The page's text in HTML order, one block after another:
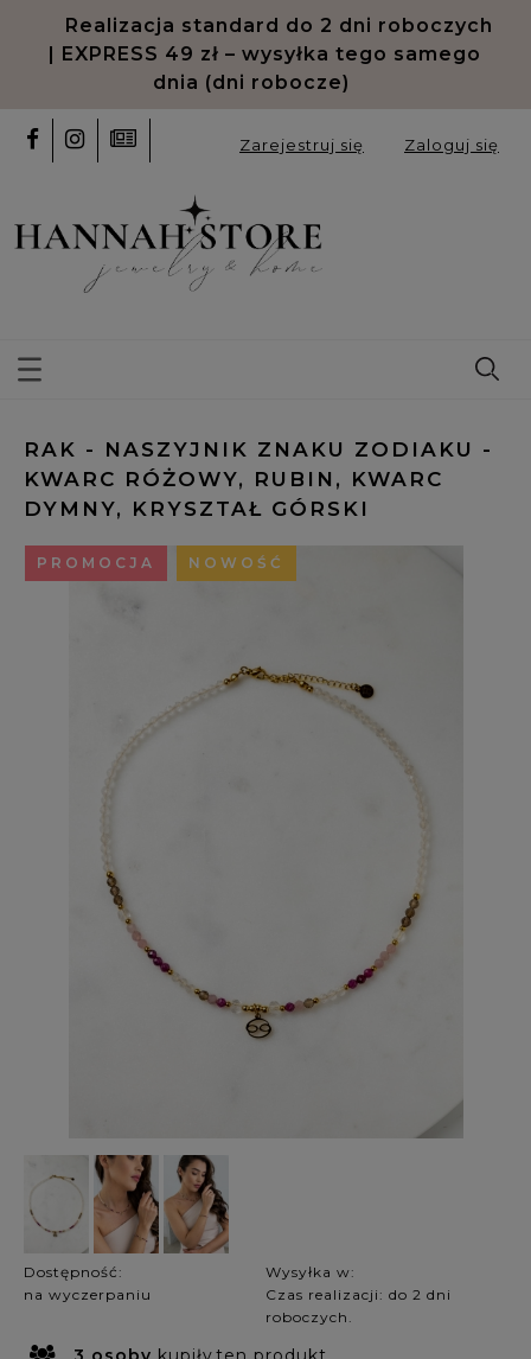
Realizacja standard do 2 dni roboczych
| EXPRESS 49 zł – wysyłka tego samego
dnia (dni robocze)
Zarejestruj się Zaloguj się
RAK - NASZYJNIK ZNAKU ZODIAKU -
KWARC RÓŻOWY, RUBIN, KWARC
DYMNY, KRYSZTAŁ GÓRSKI
PROMOCJA NOWOŚĆ
Dostępność:
na wyczerpaniu
Wysyłka w:
Czas realizacji: do 2 dni
roboczych.